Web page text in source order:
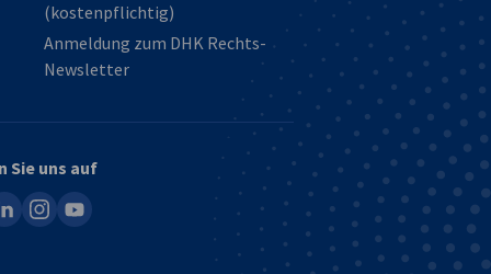
(kostenpflichtig)
Anmeldung zum DHK Rechts-
Newsletter
Sie uns auf
instagram
youtube